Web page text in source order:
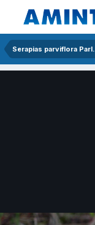
Serapias parviflora Parl.